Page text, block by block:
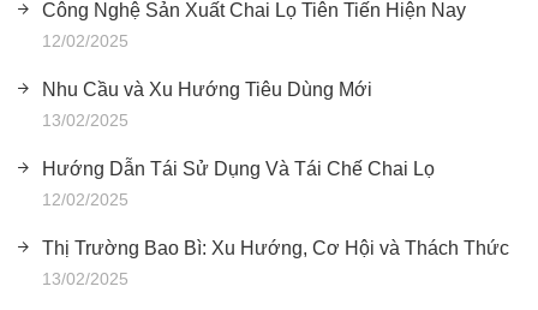
Công Nghệ Sản Xuất Chai Lọ Tiên Tiến Hiện Nay
12/02/2025
Nhu Cầu và Xu Hướng Tiêu Dùng Mới
13/02/2025
Hướng Dẫn Tái Sử Dụng Và Tái Chế Chai Lọ
12/02/2025
Thị Trường Bao Bì: Xu Hướng, Cơ Hội và Thách Thức
13/02/2025